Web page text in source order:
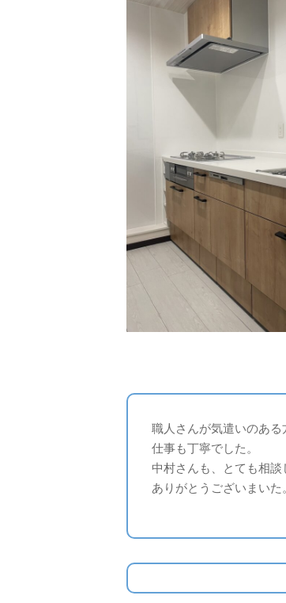
職人さんが気遣いのある
仕事も丁寧でした。
中村さんも、とても相談
ありがとうございまいた